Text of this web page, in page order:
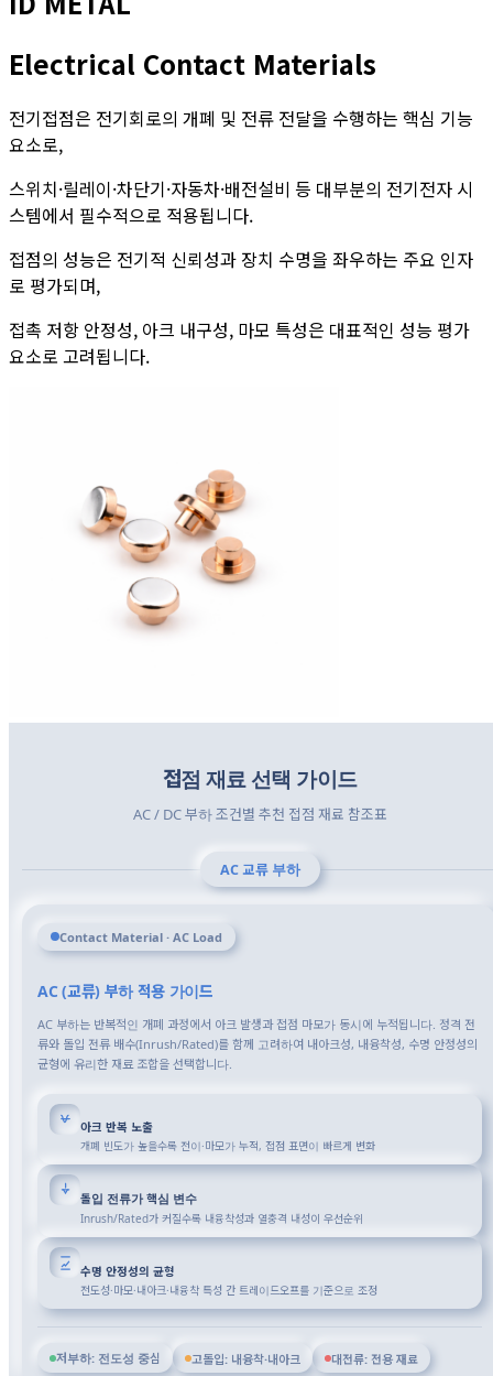
Electrical Contact Materials
전기접점은 전기회로의 개폐 및 전류 전달을 수행하는 핵심 기능
요소로,
스위치·릴레이·차단기·자동차·배전설비 등 대부분의 전기전자 시
스템에서 필수적으로 적용됩니다.
접점의 성능은 전기적 신뢰성과 장치 수명을 좌우하는 주요 인자
로 평가되며,
접촉 저항 안정성, 아크 내구성, 마모 특성은 대표적인 성능 평가
요소로 고려됩니다.
접점 재료 선택 가이드
AC / DC 부하 조건별 추천 접점 재료 참조표
AC 교류 부하
Contact Material · AC Load
AC (교류) 부하 적용 가이드
AC 부하는 반복적인 개폐 과정에서 아크 발생과 접점 마모가 동시에 누적됩니다. 정격 전
류와 돌입 전류 배수(Inrush/Rated)를 함께 고려하여 내아크성, 내융착성, 수명 안정성의
균형에 유리한 재료 조합을 선택합니다.
아크 반복 노출
개폐 빈도가 높을수록 전이·마모가 누적, 접점 표면이 빠르게 변화
돌입 전류가 핵심 변수
Inrush/Rated가 커질수록 내융착성과 열충격 내성이 우선순위
수명 안정성의 균형
전도성·마모·내아크·내융착 특성 간 트레이드오프를 기준으로 조정
저부하: 전도성 중심 고돌입: 내융착·내아크 대전류: 전용 재료